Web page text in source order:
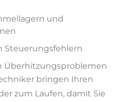
und
Steuerungsfehlern
Überhitzungsproblemen
bringen Ihren
zum Laufen, damit Sie